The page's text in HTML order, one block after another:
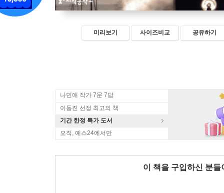
미리보기 사이즈비교 공유하기
나민애 작가 7문 7답
이동진 선정 최고의 책
기간 한정 특가 도서
오직, 예스24에서만
이 책을 구입하신 분